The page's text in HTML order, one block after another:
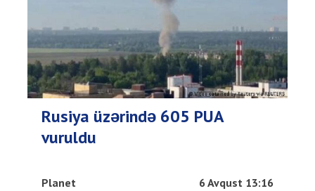
Rusiya üzərində 605 PUA
vuruldu
Planet 6 Avqust 13:16